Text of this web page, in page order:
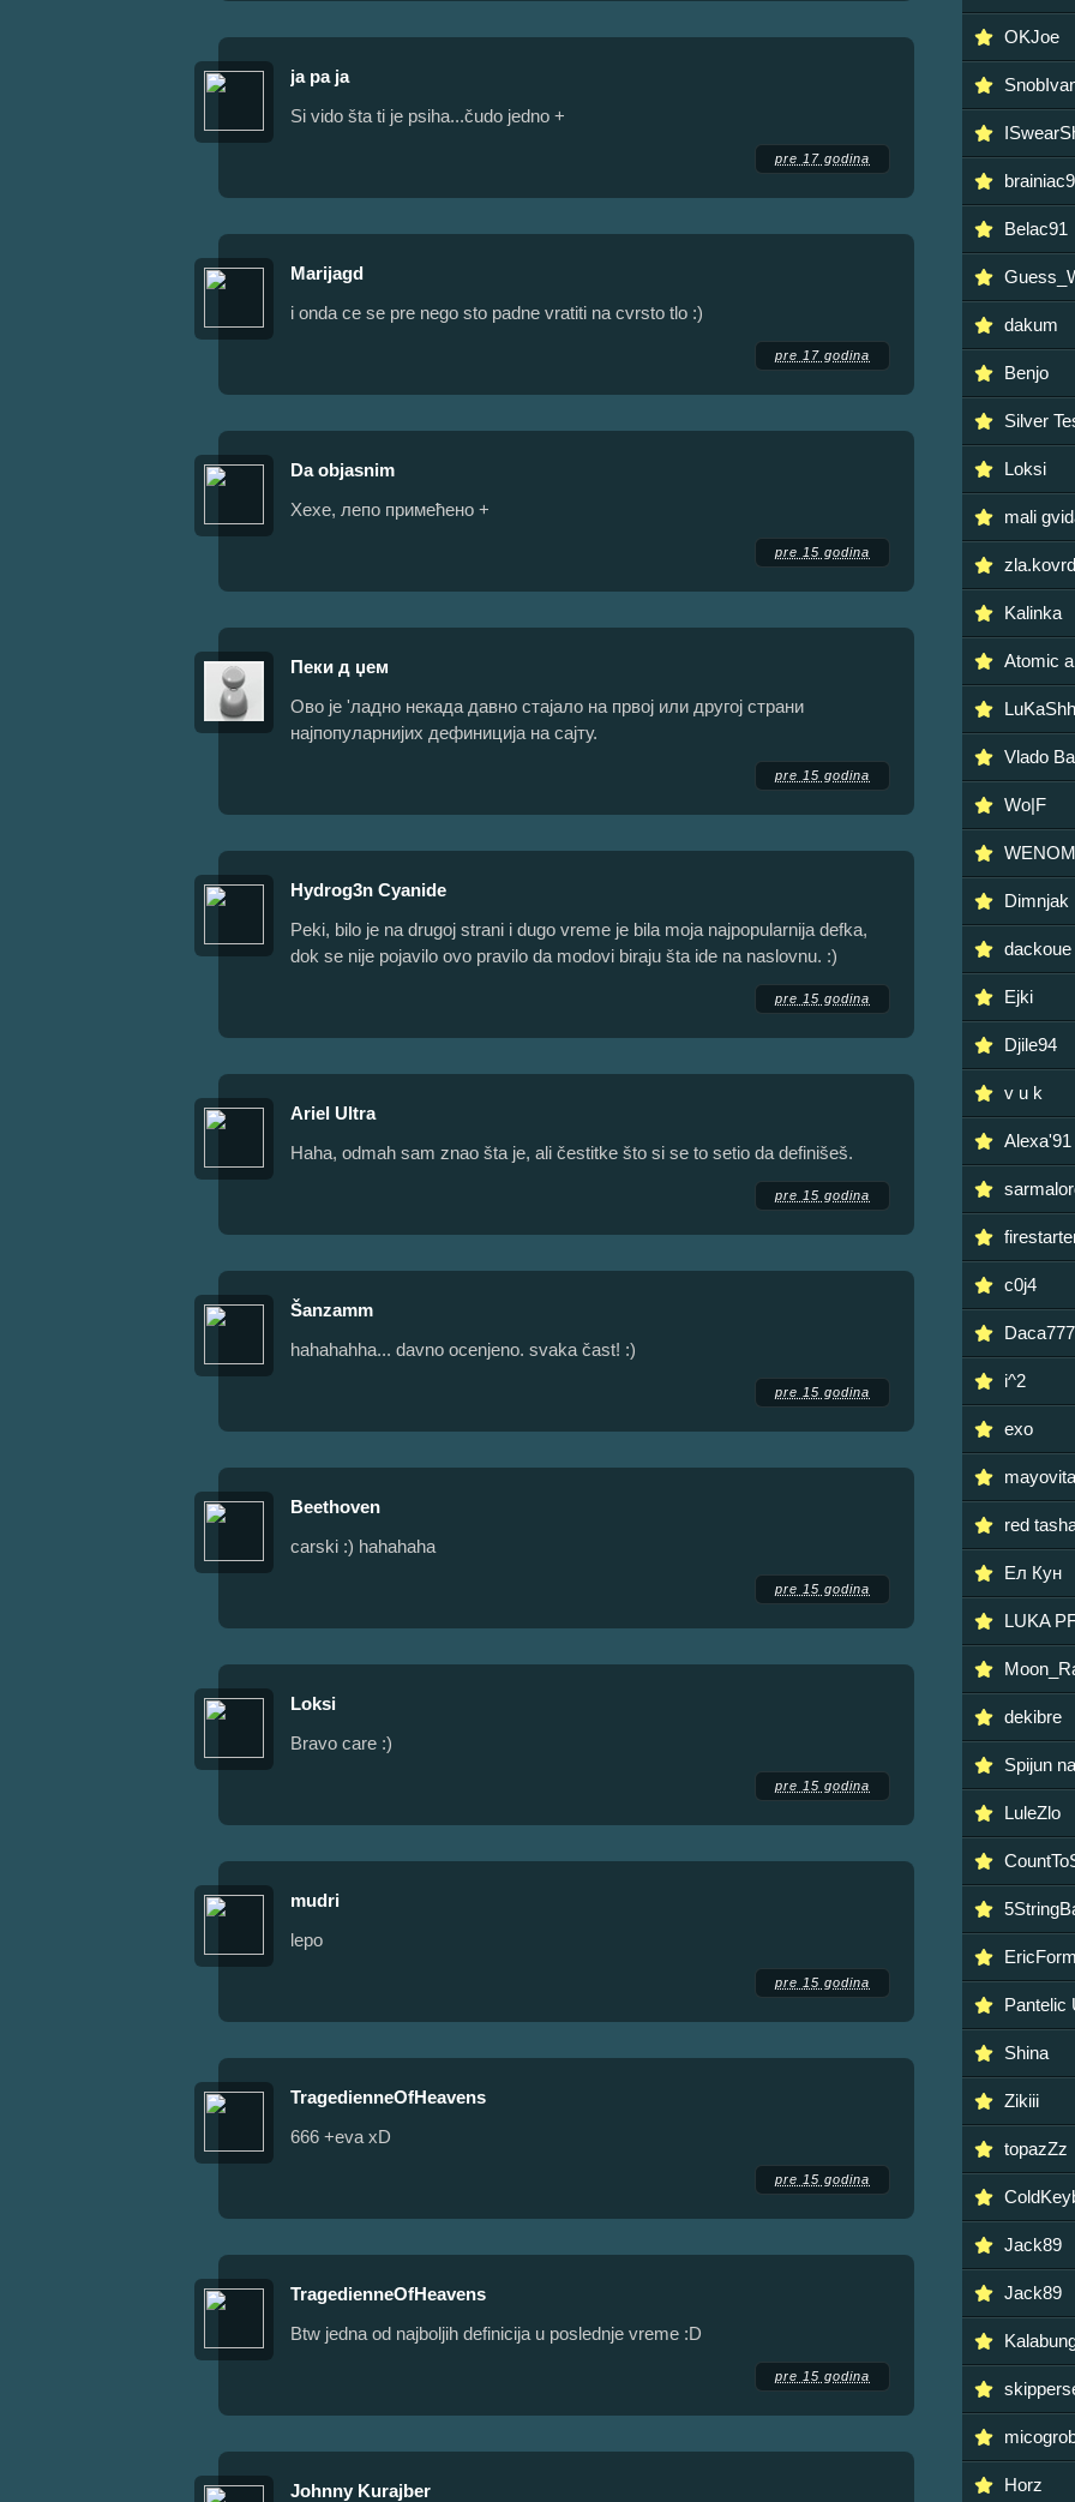
ja pa ja
Si vido šta ti je psiha...čudo jedno +
pre 17 godina
Marijagd
i onda ce se pre nego sto padne vratiti na cvrsto tlo :)
pre 17 godina
Da objasnim
Хехе, лепо примећено +
pre 15 godina
Пеки д џем
Ово је 'ладно некада давно стајало на првој или другој страни
најпопуларнијих дефиниција на сајту.
pre 15 godina
Hydrog3n Cyanide
Peki, bilo je na drugoj strani i dugo vreme je bila moja najpopularnija defka,
dok se nije pojavilo ovo pravilo da modovi biraju šta ide na naslovnu. :)
pre 15 godina
Ariel Ultra
Haha, odmah sam znao šta je, ali čestitke što si se to setio da definišeš.
pre 15 godina
Šanzamm
hahahahha... davno ocenjeno. svaka čast! :)
pre 15 godina
Beethoven
carski :) hahahaha
pre 15 godina
Loksi
Bravo care :)
pre 15 godina
mudri
lepo
pre 15 godina
TragedienneOfHeavens
666 +eva xD
pre 15 godina
TragedienneOfHeavens
Btw jedna od najboljih definicija u poslednje vreme :D
pre 15 godina
Johnny Kurajber
OKJoe
Belac91
dakum
Benjo
Silver
Loksi
mali
Kalinka
Atomic
LuKaShh
Vlado
Wo|F
WENOM
Dimnjak
dackoue
Ejki
Djile94
v u k
Alexa'91
c0j4
Daca777
i^2
exo
mayovita
red
Ел Кун
LUKA
dekibre
Spijun
LuleZlo
Pantelic
Shina
Zikiii
topazZz
Jack89
Jack89
Horz